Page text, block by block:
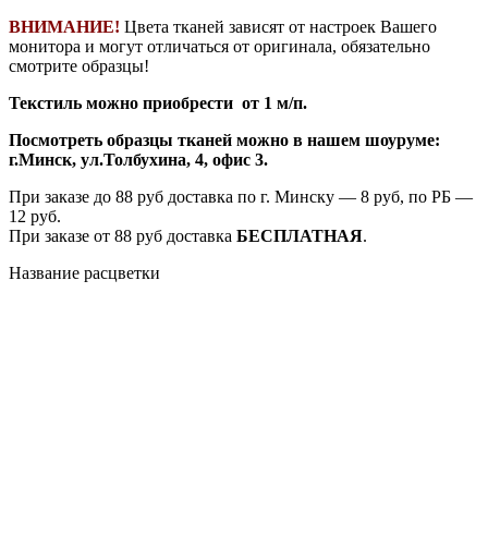
ВНИМАНИЕ! Цвета тканей зависят от настроек Вашего
монитора и могут отличаться от оригинала, обязательно
смотрите образцы!
Текстиль можно приобрести от 1 м/п.
Посмотреть образцы тканей можно в нашем шоуруме:
г.Минск, ул.Толбухина, 4, офис 3.
При заказе до 88 руб доставка по г. Минску — 8 руб, по РБ —
12 руб.
При заказе от 88 руб доставка БЕСПЛАТНАЯ.
Название расцветки